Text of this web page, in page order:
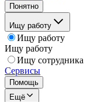
Понятно
Ищу работу
Ищу работу
Ищу работу
Ищу сотрудника
Сервисы
Помощь
Ещё